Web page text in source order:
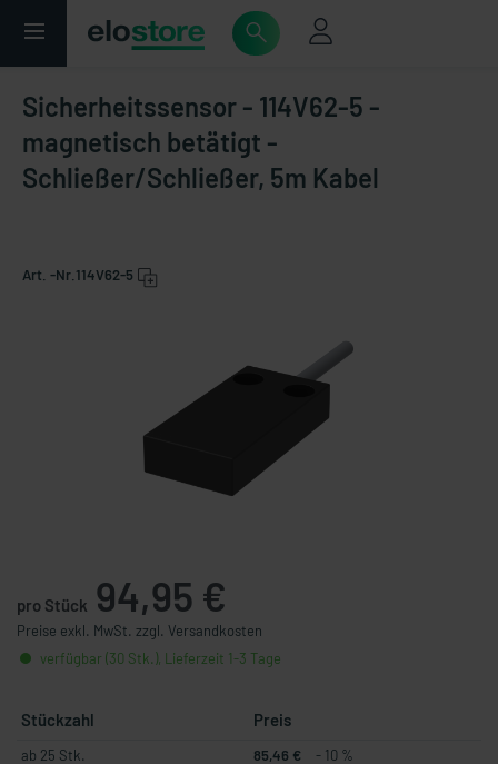
Sicherheitssensor - 114V62-5 -
magnetisch betätigt -
Schließer/Schließer, 5m Kabel
Art. -Nr. 114V62-5
pro Stück 94,95 €
Preise exkl. MwSt. zzgl. Versandkosten
verfügbar (30 Stk.), Lieferzeit 1-3 Tage
Stückzahl Preis
ab 25 Stk. 85,46 €
- 10 %